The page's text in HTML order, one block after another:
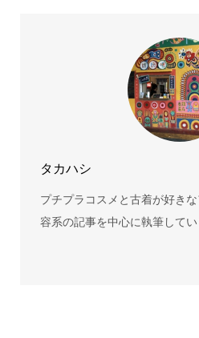
タカハシ
プチプラコスメと古着が好き
容系の記事を中心に執筆してい